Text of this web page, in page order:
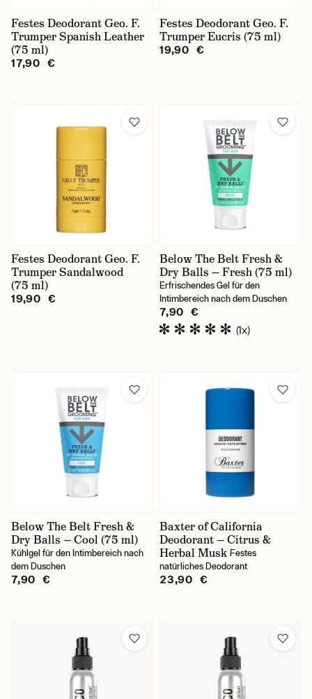
Festes Deodorant Geo. F.
Trumper Spanish Leather
(75 ml)
17,90 €
Festes Deodorant Geo. F.
Trumper Eucris (75 ml)
19,90 €
Festes Deodorant Geo. F.
Trumper Sandalwood
(75 ml)
19,90 €
Below The Belt Fresh &
Dry Balls — Fresh (75 ml)
Erfrischendes Gel für den
Intimbereich nach dem Duschen
7,90 €
(1x)
Below The Belt Fresh &
Dry Balls — Cool (75 ml)
Kühlgel für den Intimbereich nach
dem Duschen
7,90 €
Baxter of California
Deodorant — Citrus &
Herbal Musk Festes
natürliches Deodorant
23,90 €